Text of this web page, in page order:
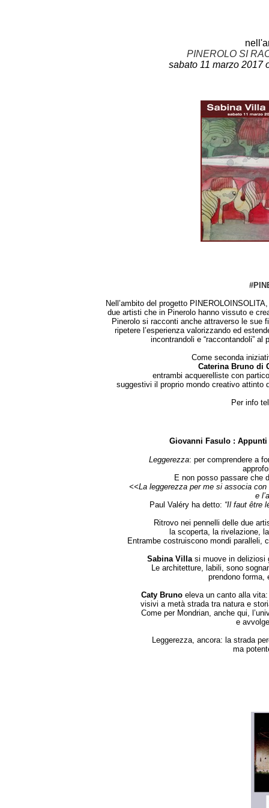
PINEROLO SI
sabato 11 marzo 2017
Nell’ambito del progetto
due artisti che in Pinerolo hanno vissuto e
Pinerolo si racconti anche attraverso le sue
ripetere l’esperienza valorizzando ed
incontrandoli e “raccontandoli”
Come seconda
Caterina Bruno di
entrambi acquerelliste con
suggestivi il proprio mondo creativo attinto
Per info
Giovanni Fasulo :
Leggerezza: per comprendere a
E non posso passare che
<<La leggerezza per me si associa
e
Paul Valéry ha detto: “Il faut être
Ritrovo nei pennelli delle due
la scoperta, la rivelazione,
Entrambe costruiscono mondi paralleli,
Sabina Villasi muove in deliziosi
Le architetture, labili, sono
prendono forma,
Caty Bruno eleva un canto alla
visivi a metà strada tra natura e
Come per Mondrian, anche qui,
e
Leggerezza, ancora: la strada
ma